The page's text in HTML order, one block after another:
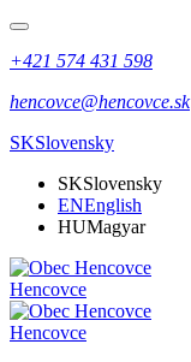
+421 574 431 598
hencovce@hencovce.sk
SKSlovensky
SKSlovensky
ENEnglish
HUMagyar
Hencovce
Hencovce